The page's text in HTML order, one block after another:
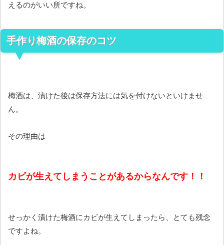
えるのがいい所ですね。
手作り梅酒の保存のコツ
梅酒は、漬けた後は保存方法には気を付けないといけませ
ん。
その理由は
カビが生えてしまうことがあるからなんです！！
せっかく漬けた梅酒にカビが生えてしまったら、とても残念
ですよね。